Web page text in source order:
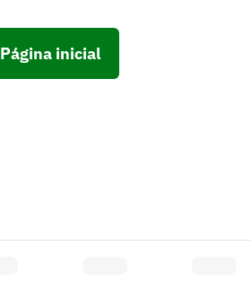
Página inicial